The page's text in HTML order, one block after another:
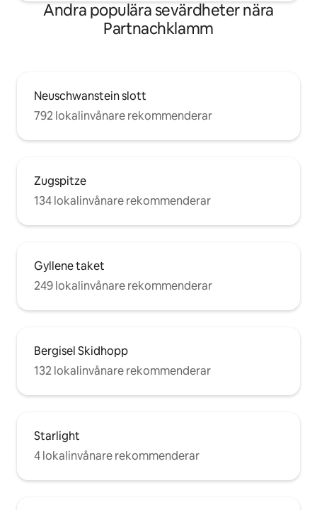
Andra populära sevärdheter nära
Partnachklamm
Neuschwanstein slott
792 lokalinvånare rekommenderar
Zugspitze
134 lokalinvånare rekommenderar
Gyllene taket
249 lokalinvånare rekommenderar
Bergisel Skidhopp
132 lokalinvånare rekommenderar
Starlight
4 lokalinvånare rekommenderar